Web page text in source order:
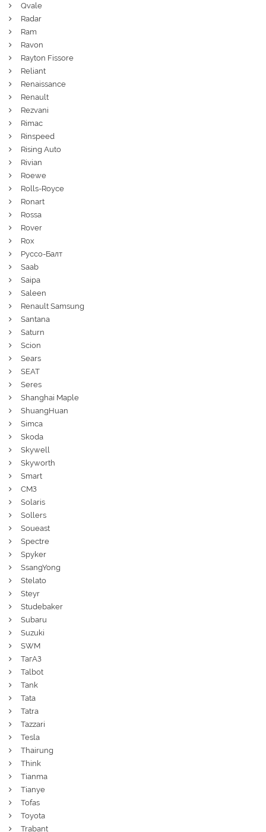
Qvale
Radar
Ram
Ravon
Rayton Fissore
Reliant
Renaissance
Renault
Rezvani
Rimac
Rinspeed
Rising Auto
Rivian
Roewe
Rolls-Royce
Ronart
Rossa
Rover
Rox
Руссо-Балт
Saab
Saipa
Saleen
Renault Samsung
Santana
Saturn
Scion
Sears
SEAT
Seres
Shanghai Maple
ShuangHuan
Simca
Skoda
Skywell
Skyworth
Smart
СМЗ
Solaris
Sollers
Soueast
Spectre
Spyker
SsangYong
Stelato
Steyr
Studebaker
Subaru
Suzuki
SWM
ТагАЗ
Talbot
Tank
Tata
Tatra
Tazzari
Tesla
Thairung
Think
Tianma
Tianye
Tofas
Toyota
Trabant